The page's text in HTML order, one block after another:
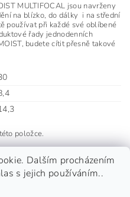
MULTIFOCAL jsou navrženy
na blízko, do dálky i na střední
používat při každé své oblíbené
řady jednodenních
budete cítit přesně takové
položce.
Dalším procházením
s jejich používáním..